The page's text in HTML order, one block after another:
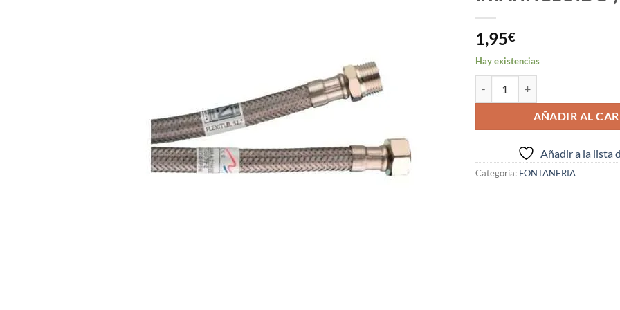
1,95€
Hay existencias
AÑADIR AL
Añadir a la lista
Categoría: FONTANERIA